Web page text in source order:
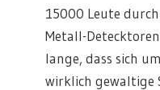
15000 Leute
Metall-
lange, dass sich
wirklich gewaltige